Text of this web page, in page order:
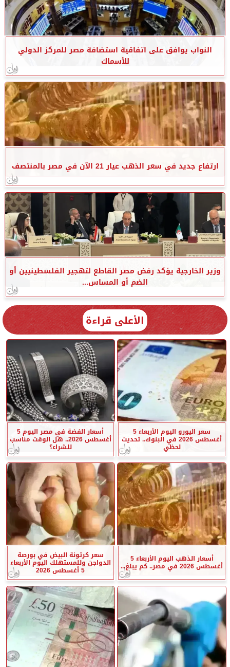
النواب يوافق على اتفاقية استضافة مصر للمركز الدولي
للأسماك
ارتفاع جديد في سعر الذهب عيار 21 الآن في مصر بالمنتصف
وزير الخارجية يؤكد رفض مصر القاطع لتهجير الفلسطينيين أو
الضم أو المساس...
الأعلى قراءة
سعر اليورو اليوم الأربعاء 5
أغسطس 2026 في البنوك.. تحديث
لحظي
أسعار الفضة في مصر اليوم 5
أغسطس 2026.. هل الوقت مناسب
للشراء؟
أسعار الذهب اليوم الأربعاء 5
أغسطس 2026 في مصر.. كم يبلغ...
سعر كرتونة البيض في بورصة
الدواجن وللمستهلك اليوم الأربعاء
5 أغسطس 2026